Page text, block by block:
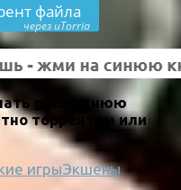
файла
через uTorria
последнюю
торрентом или
игрыЭкшены